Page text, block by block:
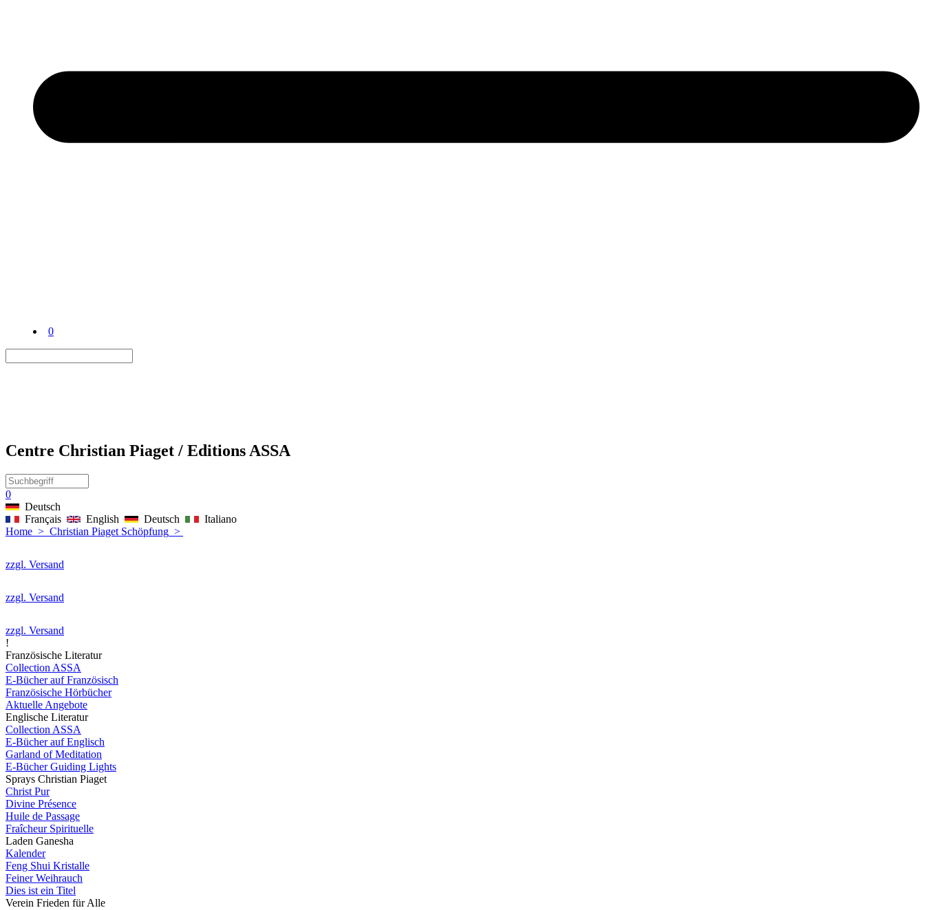
0
Centre Christian Piaget / Editions ASSA
0
Deutsch
Français
English Deutsch
Italiano
Home > Christian Piaget Schöpfung >
zzgl. Versand
zzgl. Versand
zzgl. Versand
!
Französische Literatur
Collection ASSA
E-Bücher auf Französisch
Französische Hörbücher
Aktuelle Angebote
Englische Literatur
Collection ASSA
E-Bücher auf Englisch
Garland of Meditation
E-Bücher Guiding Lights
Sprays Christian Piaget
Christ Pur
Divine Présence
Huile de Passage
Fraîcheur Spirituelle
Laden Ganesha
Kalender
Feng Shui Kristalle
Feiner Weihrauch
Dies ist ein Titel
Verein Frieden für Alle